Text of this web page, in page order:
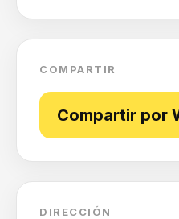
COMPARTIR
Compartir por
DIRECCIÓN